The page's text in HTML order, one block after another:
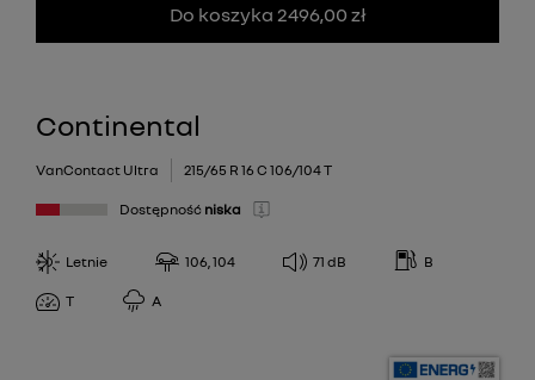
Do koszyka 2496,00 zł
Continental
VanContact Ultra 215/65 R 16 C 106/104 T
Dostępność niska
Letnie 106, 104 71 dB B
T A